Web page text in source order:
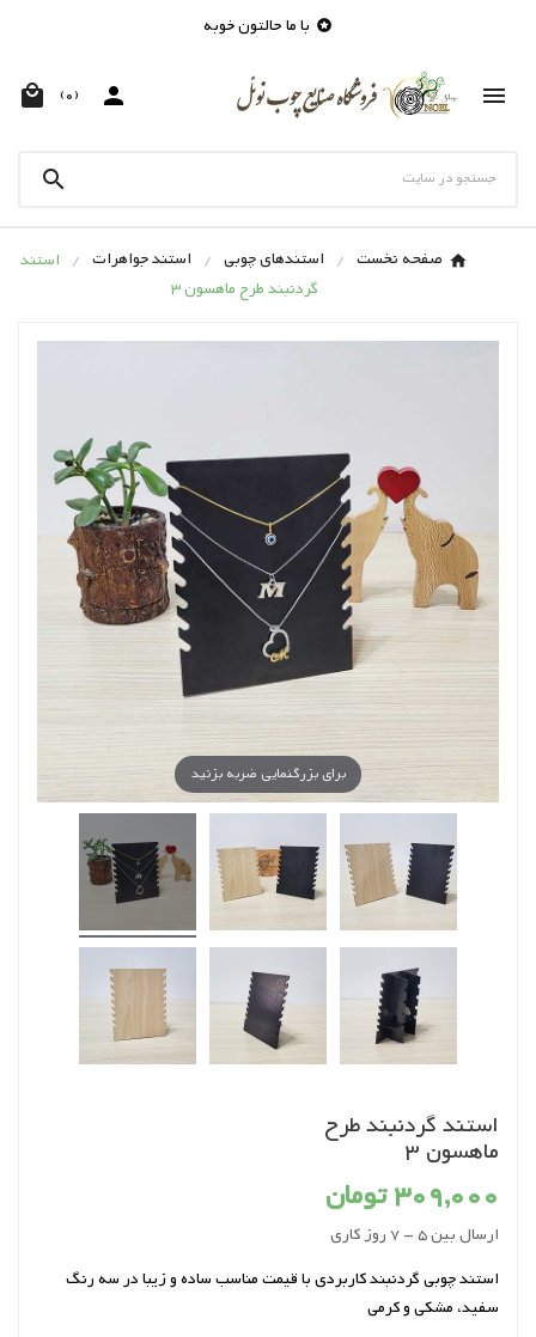
 با ما حالتون خوبه


 (0)

صفحه نخست استندهای چوبی استند جواهرات
استند
گردنبند طرح ماهسون 3
برای بزرگنمایی ضربه بزنید
استند گردنبند طرح
ماهسون 3
309,000 تومان
ارسال بین 5 - 7 روز کاری
استند چوبی گردنبند کاربردی با قیمت مناسب ساده و زیبا در سه رنگ
سفید، مشکی و کرمی